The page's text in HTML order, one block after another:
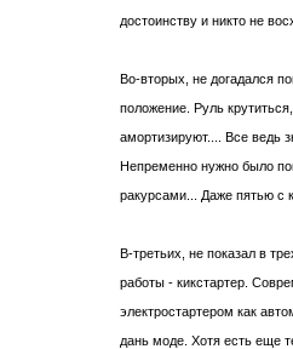
достоинству и никто не
Во-вторых, не догадался
положение. Руль
амортизируют.... Все ведь
Непременно нужно было
ракурсами... Даже пятью с
В-третьих, не показал в
работы - кикстартер.
электростартером как
дань моде. Хотя есть еще